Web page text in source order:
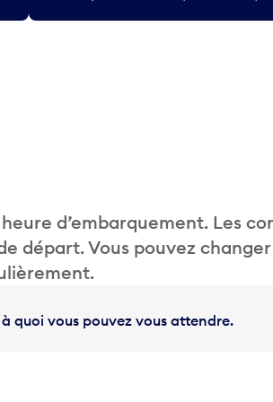
d’embarquement. Les
départ. Vous pouvez
quoi vous pouvez vous attendre.